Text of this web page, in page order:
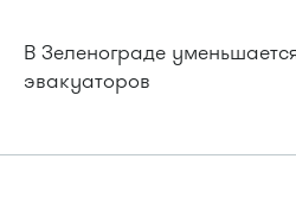
В Зеленограде
эвакуаторов